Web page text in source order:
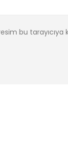
bu tarayıcıya